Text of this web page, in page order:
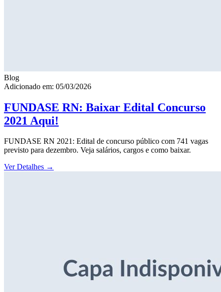
Blog
Adicionado em: 05/03/2026
FUNDASE RN: Baixar Edital Concurso
2021 Aqui!
FUNDASE RN 2021: Edital de concurso público com 741 vagas
previsto para dezembro. Veja salários, cargos e como baixar.
Ver Detalhes →